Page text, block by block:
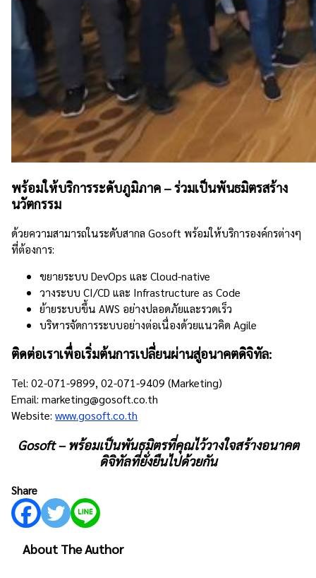
พร้อมให้บริการระดับภูมิภาค – ร่วมเป็นพันธมิตรสร้าง
นวัตกรรม
ด้วยความสามารถในระดับสากล Gosoft พร้อมให้บริการองค์กรต่างๆ
ที่ต้องการ:
ขยายระบบ DevOps และ Cloud-native
วางระบบ CI/CD และ Infrastructure as Code
ย้ายระบบขึ้น AWS อย่างปลอดภัยและรวดเร็ว
บริหารจัดการระบบอย่างต่อเนื่องด้วยแนวคิด Agile
ติดต่อเราเพื่อเริ่มต้นการเปลี่ยนผ่านสู่อนาคตดิจิทัล:
Tel: 02-071-9899, 02-071-9409 (Marketing)
Email: marketing@gosoft.co.th
Website:www.gosoft.co.th
Gosoft – พร้อมเป็นพันธมิตรที่คุณไว้วางใจสร้างอนาคต
ดิจิทัลที่ยั่งยืนไปด้วยกัน
Share
About The Author